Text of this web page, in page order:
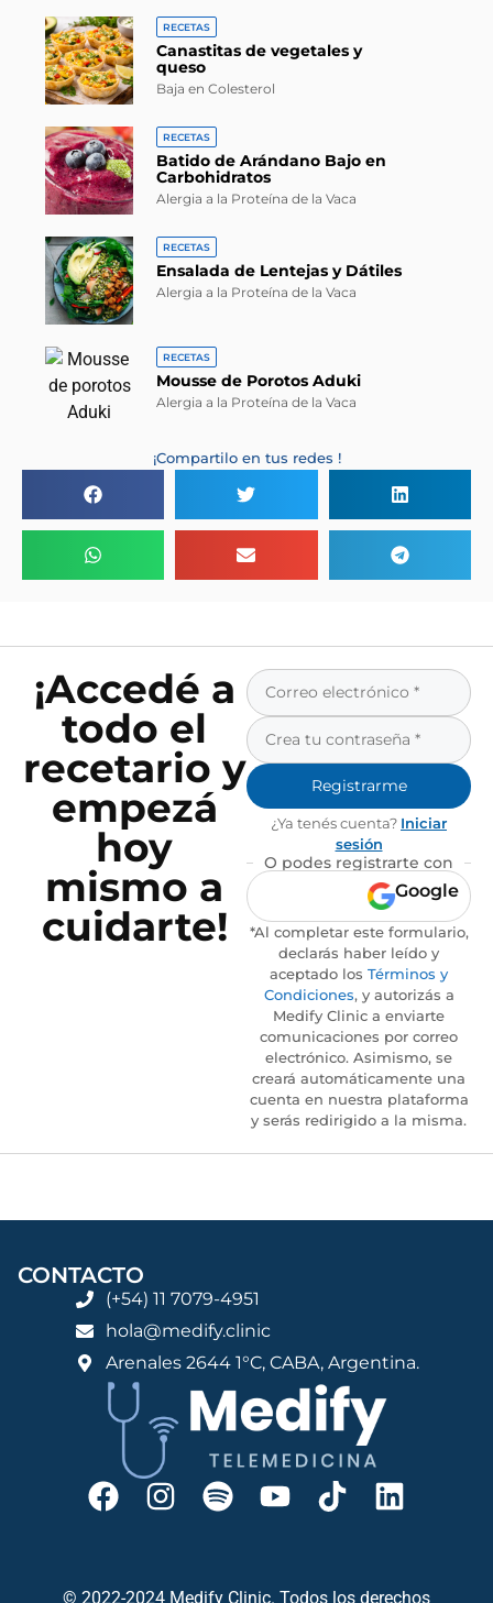
RECETAS
Canastitas de vegetales y
queso
Baja en Colesterol
RECETAS
Batido de Arándano Bajo en
Carbohidratos
Alergia a la Proteína de la Vaca
RECETAS
Ensalada de Lentejas y Dátiles
Alergia a la Proteína de la Vaca
RECETAS
Mousse de Porotos Aduki
Alergia a la Proteína de la Vaca
¡Compartilo en tus redes !
¡Accedé a
todo el
recetario y
empezá
hoy
mismo a
cuidarte!
Registrarme
¿Ya tenés cuenta? Iniciar
sesión
O podes registrarte con
Google
*Al completar este formulario,
declarás haber leído y
aceptado los Términos y
Condiciones, y autorizás a
Medify Clinic a enviarte
comunicaciones por correo
electrónico. Asimismo, se
creará automáticamente una
cuenta en nuestra plataforma
y serás redirigido a la misma.
CONTACTO
(+54) 11 7079-4951
hola@medify.clinic
Arenales 2644 1°C, CABA, Argentina.
© 2022-2024 Medify Clinic. Todos los derechos